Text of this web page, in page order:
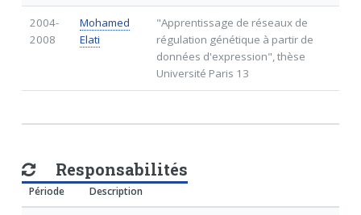
2004-
2008
Mohamed
Elati
"Apprentissage de réseaux de
régulation génétique à partir de
données d'expression", thèse
Université Paris 13
Responsabilités
Période Description